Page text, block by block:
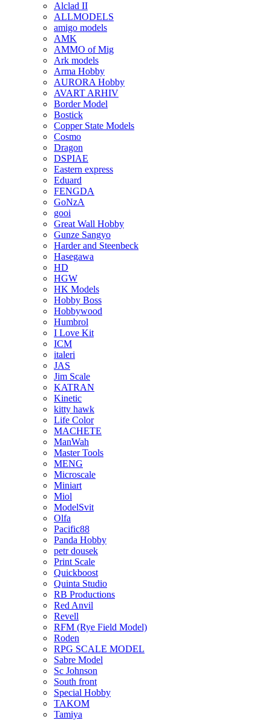
Alclad II
ALLMODELS
amigo models
AMK
AMMO of Mig
Ark models
Arma Hobby
AURORA Hobby
AVART ARHIV
Border Model
Bostick
Copper State Models
Cosmo
Dragon
DSPIAE
Eastern express
Eduard
FENGDA
GoNzA
gooi
Great Wall Hobby
Gunze Sangyo
Harder and Steenbeck
Hasegawa
HD
HGW
HK Models
Hobby Boss
Hobbywood
Humbrol
I Love Kit
ICM
italeri
JAS
Jim Scale
KATRAN
Kinetic
kitty hawk
Life Color
MACHETE
ManWah
Master Tools
MENG
Microscale
Miniart
Miol
ModelSvit
Olfa
Pacific88
Panda Hobby
petr dousek
Print Scale
Quickboost
Quinta Studio
RB Productions
Red Anvil
Revell
RFM (Rye Field Model)
Roden
RPG SCALE MODEL
Sabre Model
Sc Johnson
South front
Special Hobby
TAKOM
Tamiya